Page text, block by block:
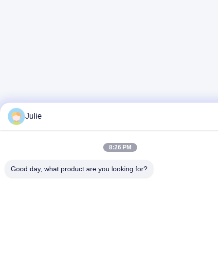
Julie
8:26 PM
Good day, what product are you looking for?